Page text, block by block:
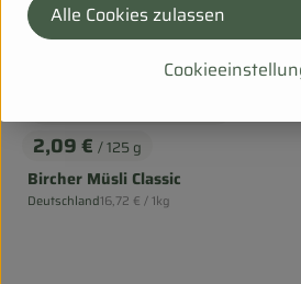
, Preis:
2,09 € / 125 g
Bircher Müsli Classic
, Herkunft:
Deutschland, Referenzpreis:
16,72 € / 1kg
Alle Cookies zulassen